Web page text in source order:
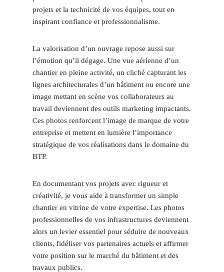
projets et la technicité de vos équipes, tout en
inspirant confiance et professionnalisme.
La valorisation d’un ouvrage repose aussi sur
l’émotion qu’il dégage. Une vue aérienne d’un
chantier en pleine activité, un cliché capturant les
lignes architecturales d’un bâtiment ou encore une
image mettant en scène vos collaborateurs au
travail deviennent des outils marketing impactants.
Ces photos renforcent l’image de marque de votre
entreprise et mettent en lumière l’importance
stratégique de vos réalisations dans le domaine du
BTP.
En documentant vos projets avec rigueur et
créativité, je vous aide à transformer un simple
chantier en vitrine de votre expertise. Les photos
professionnelles de vos infrastructures deviennent
alors un levier essentiel pour séduire de nouveaux
clients, fidéliser vos partenaires actuels et affirmer
votre position sur le marché du bâtiment et des
travaux publics.